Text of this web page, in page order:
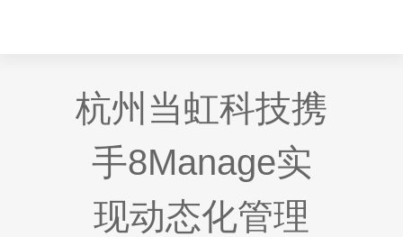
杭州当虹科技携
手8Manage实
现动态化管理